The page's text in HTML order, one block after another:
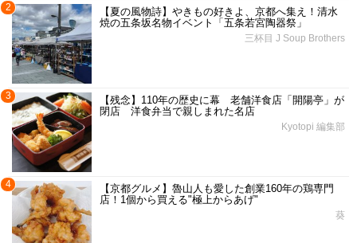
2
【夏の風物詩】やきもの好きよ、京都へ集え！清水
焼の五条坂名物イベント「五条若宮陶器祭」
三杯目 J Soup Brothers
3
【残念】110年の歴史に幕 老舗洋食店「開陽亭」が
閉店 洋食弁当で親しまれた名店
Kyotopi 編集部
4
【京都グルメ】魯山人も愛した創業160年の鶏専門
店！1個から買える"極上からあげ"
葵